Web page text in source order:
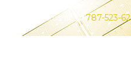
con nosotros al 787-523-